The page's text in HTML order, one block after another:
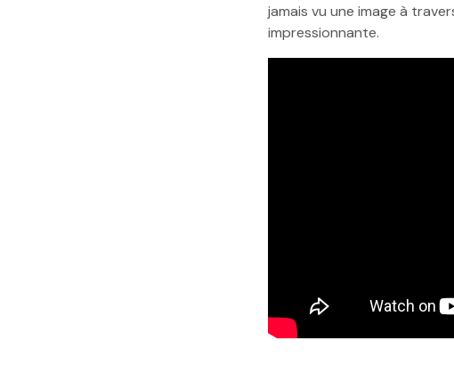
jamais vu une image à
impressionnante.